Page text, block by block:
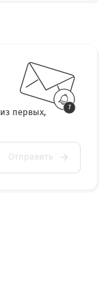
первых,
Отправить